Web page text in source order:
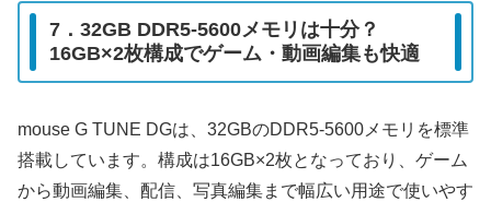
7．32GB DDR5-5600メモリは十分？
16GB×2枚構成でゲーム・動画編集も快適
mouse G TUNE DGは、32GBのDDR5-5600メモリを標準
搭載しています。構成は16GB×2枚となっており、ゲーム
から動画編集、配信、写真編集まで幅広い用途で使いやす